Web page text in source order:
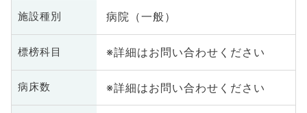
施設種別 病院（一般）
標榜科目 ※詳細はお問い合わせください
病床数 ※詳細はお問い合わせください